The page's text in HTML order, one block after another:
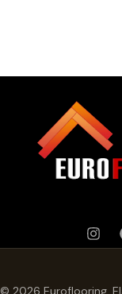
© 2026 Euroflooring.